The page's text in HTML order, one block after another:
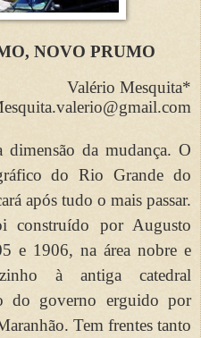
NOVO PRUMO
Valério Mesquita*
dimensão da mudança. O
do Rio Grande do
após tudo o mais passar.
construído por Augusto
e 1906, na área nobre e
à antiga catedral
do governo erguido por
Tem frentes tanto